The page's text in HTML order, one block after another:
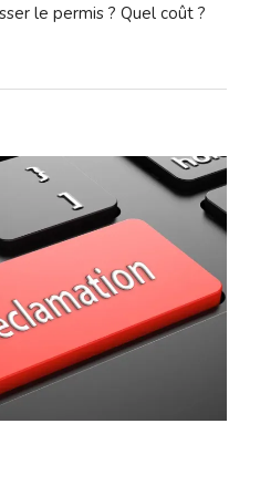
le permis ? Quel coût ?